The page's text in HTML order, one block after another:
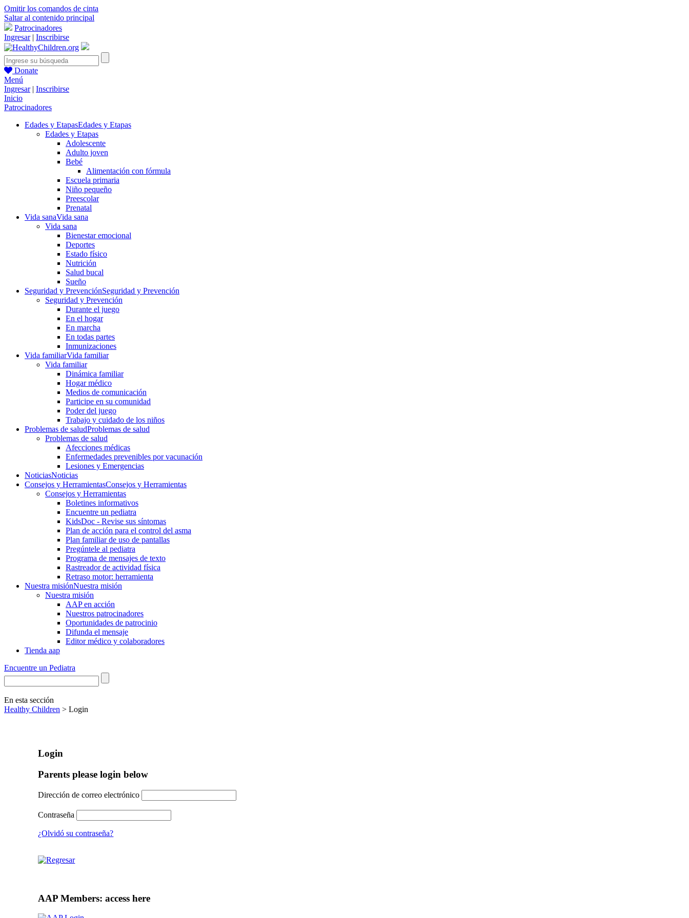
Omitir los comandos de cinta
Saltar al contenido principal
Patrocinadores
Ingresar| Inscribirse
Donate
Menú
Ingresar| Inscribirse
Inicio
Patrocinadores
Edades y EtapasEdades y Etapas
Edades y Etapas
Adolescente
Adulto joven
Bebé
Alimentación con fórmula
Escuela primaria
Niño pequeño
Preescolar
Prenatal
Vida sanaVida sana
Vida sana
Bienestar emocional
Deportes
Estado físico
Nutrición
Salud bucal
Sueño
Seguridad y PrevenciónSeguridad y Prevención
Seguridad y Prevención
Durante el juego
En el hogar
En marcha
En todas partes
Inmunizaciones
Vida familiarVida familiar
Vida familiar
Dinámica familiar
Hogar médico
Medios de comunicación
Participe en su comunidad
Poder del juego
Trabajo y cuidado de los niños
Problemas de saludProblemas de salud
Problemas de salud
Afecciones médicas
Enfermedades prevenibles por vacunación
Lesiones y Emergencias
NoticiasNoticias
Consejos y HerramientasConsejos y Herramientas
Consejos y Herramientas
Boletines informativos
Encuentre un pediatra
KidsDoc - Revise sus síntomas
Plan de acción para el control del asma
Plan familiar de uso de pantallas
Pregúntele al pediatra
Programa de mensajes de texto
Rastre​​ador de activida​d física
Retraso motor: herramienta
Nuestra misiónNuestra misión
Nuestra misión
AAP en acción
Nuestros patrocinadores
Oportunidades de patrocinio
Difunda el mensaje
Editor médico y colaboradores
Tienda aap
Encuentre un Pediatra
En esta sección
Healthy Children > Login
Login
Parents please login below
Dirección de correo electrónico
Contraseña
¿Olvidó su contraseña?
AAP Members: access here